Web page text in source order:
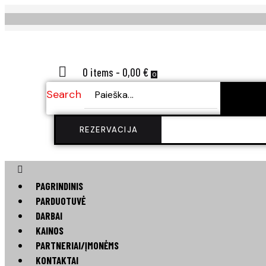
0 items - 0,00 € 0
Search
REZERVACIJA
PAGRINDINIS
PARDUOTUVĖ
DARBAI
KAINOS
PARTNERIAI/ĮMONĖMS
KONTAKTAI